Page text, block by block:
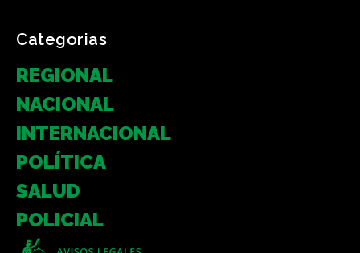
Categorias
REGIONAL
NACIONAL
INTERNACIONAL
POLÍTICA
SALUD
POLICIAL